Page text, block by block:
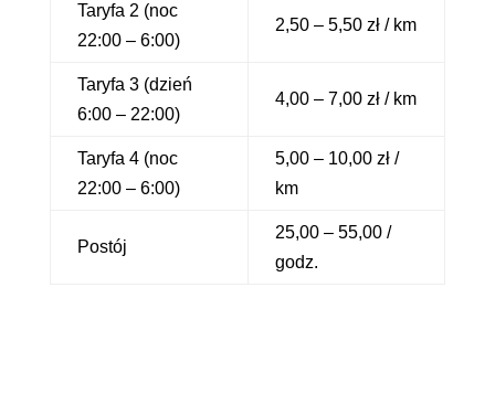
Taryfa 2 (noc
22:00 – 6:00)
2,50 – 5,50 zł / km
Taryfa 3 (dzień
6:00 – 22:00)
4,00 – 7,00 zł / km
Taryfa 4 (noc
22:00 – 6:00)
5,00 – 10,00 zł /
km
Postój
25,00 – 55,00 /
godz.